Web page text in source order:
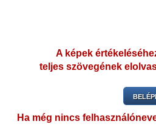
A képek
teljes szövegének
Ha még nincs